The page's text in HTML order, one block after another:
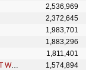
2,536,969
2,372,645
1,983,701
1,883,296
1,811,401
ALLES WAR SCHÖN UND NICHTS TAT WEH
1,574,894